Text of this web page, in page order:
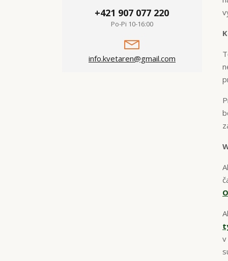
+421 907 077 220
Po-Pi 10-16:00
info.kvetaren@gmail.com
v